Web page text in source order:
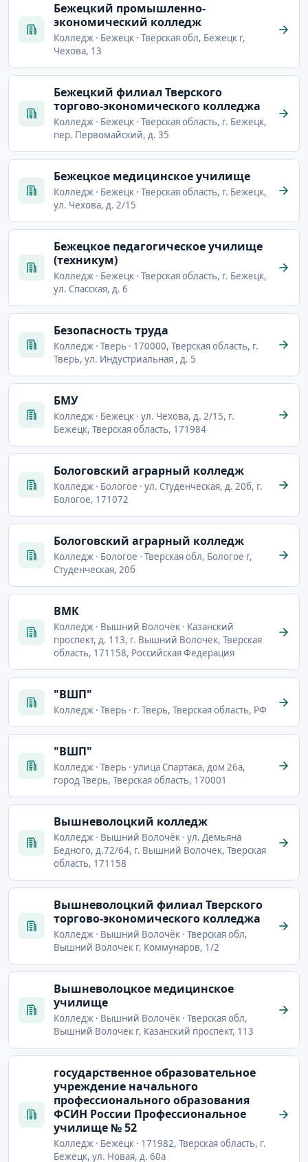
Бежецкий промышленно-
экономический колледж
Колледж · Бежецк · Тверская обл, Бежецк г,
Чехова, 13
Бежецкий филиал Тверского
торгово-экономического колледжа
Колледж · Бежецк · Тверская область, г. Бежецк,
пер. Первомайский, д. 35
Бежецкое медицинское училище
Колледж · Бежецк · Тверская область, г. Бежецк,
ул. Чехова, д. 2/15
Бежецкое педагогическое училище
(техникум)
Колледж · Бежецк · Тверская область, г. Бежецк,
ул. Спасская, д. 6
Безопасность труда
Колледж · Тверь · 170000, Тверская область, г.
Тверь, ул. Индустриальная , д. 5
БМУ
Колледж · Бежецк · ул. Чехова, д. 2/15, г.
Бежецк, Тверская область, 171984
Бологовский аграрный колледж
Колледж · Бологое · ул. Студенческая, д. 20б, г.
Бологое, 171072
Бологовский аграрный колледж
Колледж · Бологое · Тверская обл, Бологое г,
Студенческая, 20б
ВМК
Колледж · Вышний Волочёк · Казанский
проспект, д. 113, г. Вышний Волочек, Тверская
область, 171158, Российская Федерация
"ВШП"
Колледж · Тверь · г. Тверь, Тверская область, РФ
"ВШП"
Колледж · Тверь · улица Спартака, дом 26а,
город Тверь, Тверская область, 170001
Вышневолоцкий колледж
Колледж · Вышний Волочёк · ул. Демьяна
Бедного, д.72/64, г. Вышний Волочек, Тверская
область, 171158
Вышневолоцкий филиал Тверского
торгово-экономического колледжа
Колледж · Вышний Волочёк · Тверская обл,
Вышний Волочек г, Коммунаров, 1/2
Вышневолоцкое медицинское
училище
Колледж · Вышний Волочёк · Тверская обл,
Вышний Волочек г, Казанский проспект, 113
государственное образовательное
учреждение начального
профессионального образования
ФСИН России Профессиональное
училище № 52
Колледж · Бежецк · 171982, Тверская область, г.
Бежецк, ул. Новая, д. 60а